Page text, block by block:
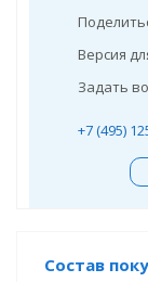
Версия
Задать
+7 (495)
Состав